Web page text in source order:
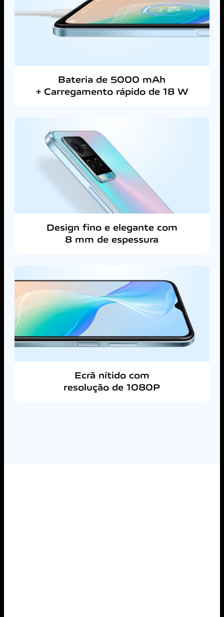
Bateria de 5000 mAh
+ Carregamento rápido de 18 W
Design fino e elegante com
8 mm de espessura
Ecrã nítido com
resolução de 1080P